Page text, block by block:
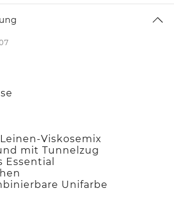
Viskosemix
mit Tunnelzug
Essential
Unifarbe